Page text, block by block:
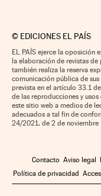
© EDICIONES EL PAÍS
EL PAÍS ejerce la oposición
la elaboración de revistas
también realiza la reserva
comunicación pública de
prevista en el artículo 33.1
de las reproducciones y
este sitio web a medios de
adecuados a tal fin de
24/2021, de 2 de noviembre
Contacto Aviso legal
Política de privacidad